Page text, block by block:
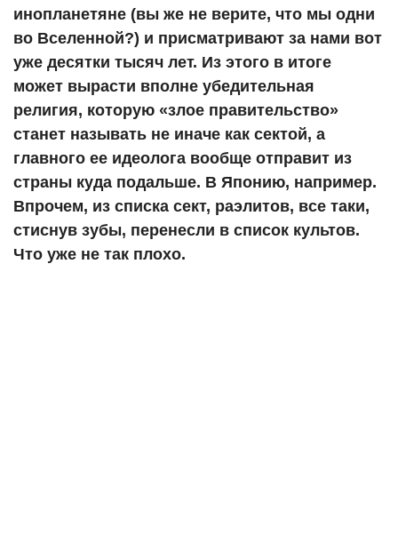
инопланетяне (вы же не верите, что мы одни
во Вселенной?) и присматривают за нами вот
уже десятки тысяч лет. Из этого в итоге
может вырасти вполне убедительная
религия, которую «злое правительство»
станет называть не иначе как сектой, а
главного ее идеолога вообще отправит из
страны куда подальше. В Японию, например.
Впрочем, из списка сект, раэлитов, все таки,
стиснув зубы, перенесли в список культов.
Что уже не так плохо.